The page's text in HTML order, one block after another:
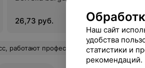
26,73 руб.
профессионалы, очень оперативно сообщают
Наш сайт
удобства
статистики и
рекомендаций.